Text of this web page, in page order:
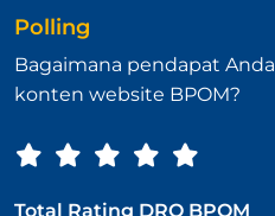
Polling
Bagaimana pendapat
konten website BPOM?
Total Rating DRO BPOM